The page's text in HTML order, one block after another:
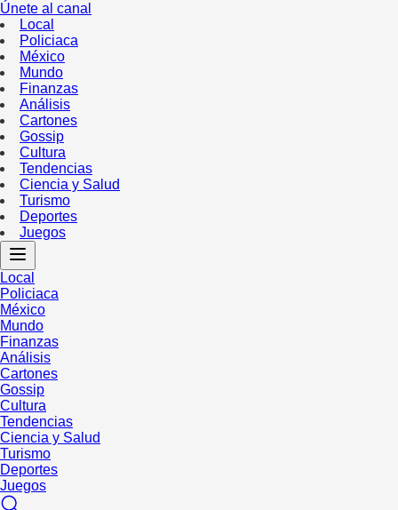
Únete al canal
Local
Policiaca
México
Mundo
Finanzas
Análisis
Cartones
Gossip
Cultura
Tendencias
Ciencia y Salud
Turismo
Deportes
Juegos
Local
Policiaca
México
Mundo
Finanzas
Análisis
Cartones
Gossip
Cultura
Tendencias
Ciencia y Salud
Turismo
Deportes
Juegos